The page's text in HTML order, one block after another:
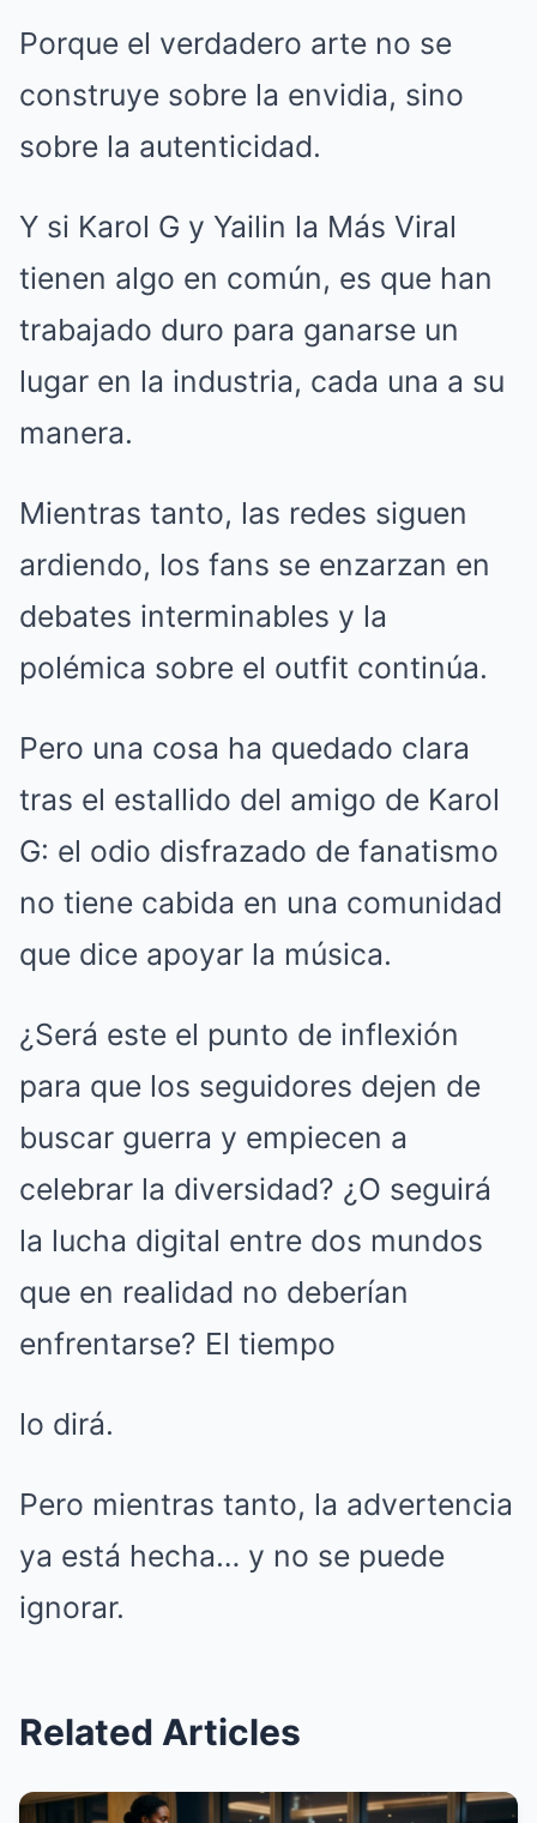
Porque el verdadero arte no se
construye sobre la envidia, sino
sobre la autenticidad.
Y si Karol G y Yailin la Más Viral
tienen algo en común, es que han
trabajado duro para ganarse un
lugar en la industria, cada una a su
manera.
Mientras tanto, las redes siguen
ardiendo, los fans se enzarzan en
debates interminables y la
polémica sobre el outfit continúa.
Pero una cosa ha quedado clara
tras el estallido del amigo de Karol
G: el odio disfrazado de fanatismo
no tiene cabida en una comunidad
que dice apoyar la música.
¿Será este el punto de inflexión
para que los seguidores dejen de
buscar guerra y empiecen a
celebrar la diversidad? ¿O seguirá
la lucha digital entre dos mundos
que en realidad no deberían
enfrentarse? El tiempo
lo dirá.
Pero mientras tanto, la advertencia
ya está hecha… y no se puede
ignorar.
Related Articles